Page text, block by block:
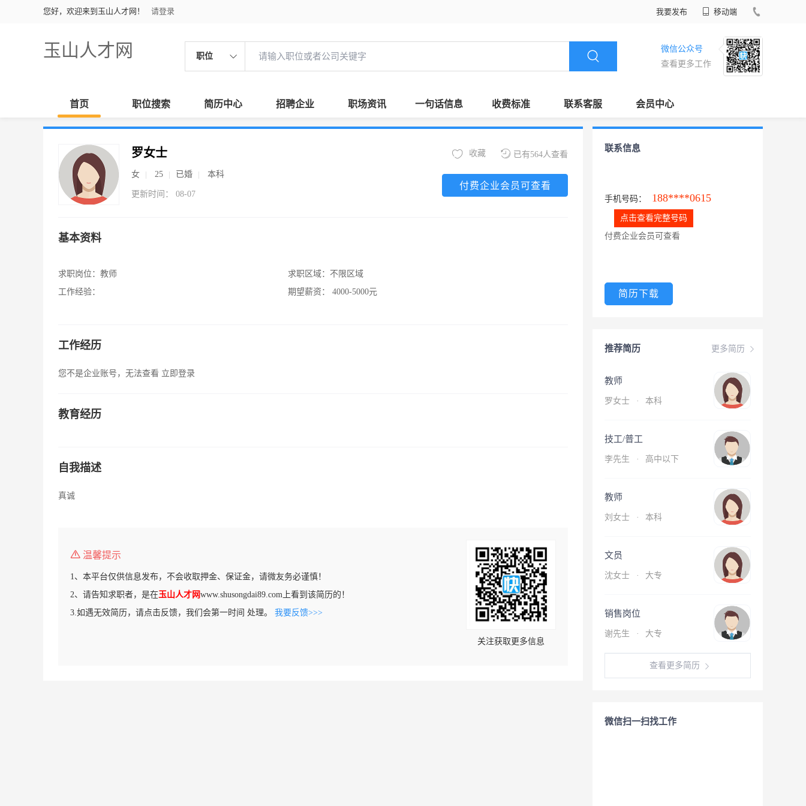
您好，欢迎来到玉山人才网！ 请登录 我要发布 移动端
玉山人才网 职位
微信公众号
查看更多工作
首页 职位搜索 简历中心 招聘企业 职场资讯 一句话信息 收费标准 联系客服 会员中心
罗女士
女 25 已婚 本科
更新时间： 08-07
已有564人查看
收藏
付费企业会员可查看
基本资料
求职岗位： 教师
工作经验：
求职区域： 不限区域
期望薪资：
4000-5000元
工作经历
您不是企业账号，无法查看 立即登录
教育经历
自我描述
真诚
温馨提示
1、本平台仅供信息发布，不会收取押金、保证金，请微友务必谨慎！
2、请告知求职者，是在玉山人才网www.shusongdai89.com上看到该简历的！
3.如遇无效简历，请点击反馈，我们会第一时间 处理。 我要反馈>>>
关注获取更多信息
联系信息
手机号码： 188****0615
点击查看完整号码
付费企业会员可查看
简历下载
更多简历
推荐简历
教师
罗女士 · 本科
技工/普工
李先生 · 高中以下
教师
刘女士 · 本科
文员
沈女士 · 大专
销售岗位
谢先生 · 大专
查看更多简历
微信扫一扫找工作